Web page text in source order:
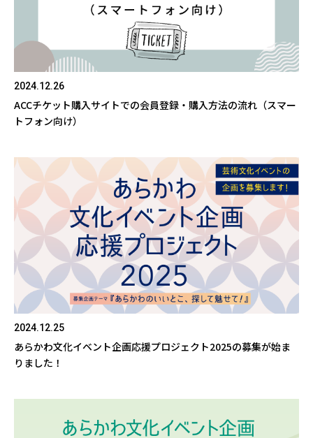
2024.12.26
ACCチケット購入サイトでの会員登録・購入方法の流れ（スマー
トフォン向け）
2024.12.25
あらかわ文化イベント企画応援プロジェクト2025の募集が始ま
りました！